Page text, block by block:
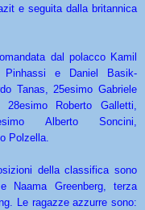
e seguita dalla britannica
dal polacco Kamil
Pinhassi e Daniel Basik-
Tanas, 25esimo Gabriele
28esimo Roberto Galletti,
Alberto Soncini,
Polzella.
della classifica sono
Naama Greenberg, terza
Le ragazze azzurre sono: